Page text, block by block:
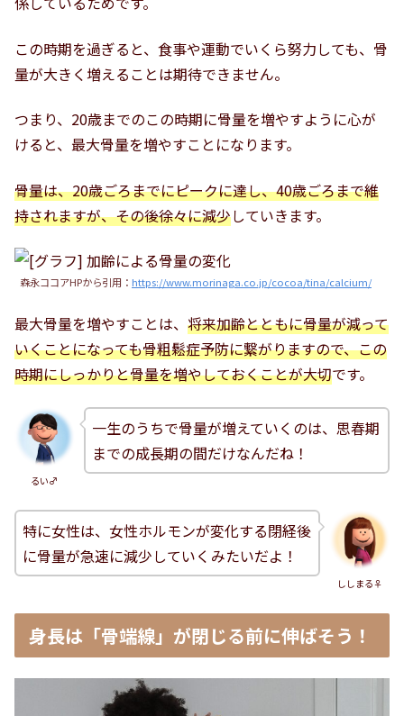
この時期を過ぎると、食事や運動でいくら努力しても、骨
量が大きく増えることは期待できません。
つまり、20歳までのこの時期に骨量を増やすように心が
けると、最大骨量を増やすことになります。
骨量は、20歳ごろまでにピークに達し、40歳ごろまで維
持されますが、その後徐々に減少していきます。
森永ココアHPから引用： https://www.morinaga.co.jp/cocoa/tina/calcium/
最大骨量を増やすことは、 将来加齢とともに骨量が減って
いくことになっても骨粗鬆症予防に繋がりますので、この
時期にしっかりと骨量を増やしておくことが大切です。
るい♂
一生のうちで骨量が増えていくのは、思春期
までの成長期の間だけなんだね！
ししまる♀
特に女性は、女性ホルモンが変化する閉経後
に骨量が急速に減少していくみたいだよ！
身長は「骨端線」が閉じる前に伸ばそう！